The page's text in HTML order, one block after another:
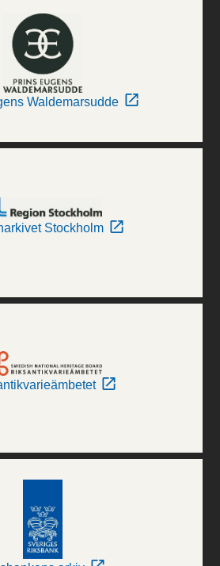
Waldemarsudde
Stockholm